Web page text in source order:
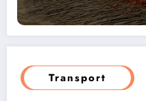
Transport